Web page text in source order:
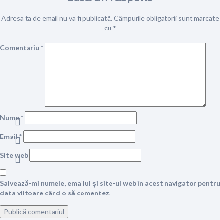
Adresa ta de email nu va fi publicată. Câmpurile obligatorii sunt marcate
cu *
Comentariu *
Nume*
Email*
Site web
Salvează-mi numele, emailul și site-ul web în acest navigator pentru
data viitoare când o să comentez.